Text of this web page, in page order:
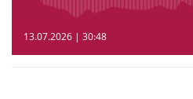
13.07.2026 | 30:48